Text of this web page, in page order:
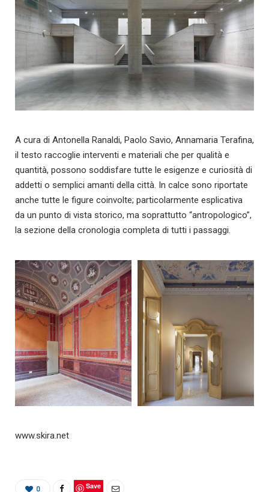
A cura di Antonella Ranaldi, Paolo Savio, Annamaria Terafina,
il testo raccoglie interventi e materiali che per qualità e
quantità, possono soddisfare tutte le esigenze e curiosità di
addetti o semplici amanti della città. In calce sono riportate
anche tutte le figure coinvolte; particolarmente esplicativa
da un punto di vista storico, ma soprattutto “antropologico”,
la sezione della cronologia completa di tutti i passaggi.
www.skira.net
0 Save